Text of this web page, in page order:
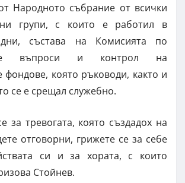
Народното събрание от всички
групи, с които е работил в
дни, състава на Комисията по
въпроси и контрол на
фондове, която ръководи, както и
се е срещал служебно.
за тревогата, която създадох на
отговорни, грижете се за себе
си и за хората, с които
Стойнев.